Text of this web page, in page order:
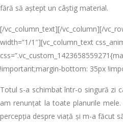
fără să aștept un câștig material.
[/vc_column_text][/vc_column][/
width=”1/1″][vc_column_text
!important;margin-bottom: 35px
Totul s-a schimbat într-o singură zi
am renunțat la toate planurile
percepția despre viață și m-a făcut